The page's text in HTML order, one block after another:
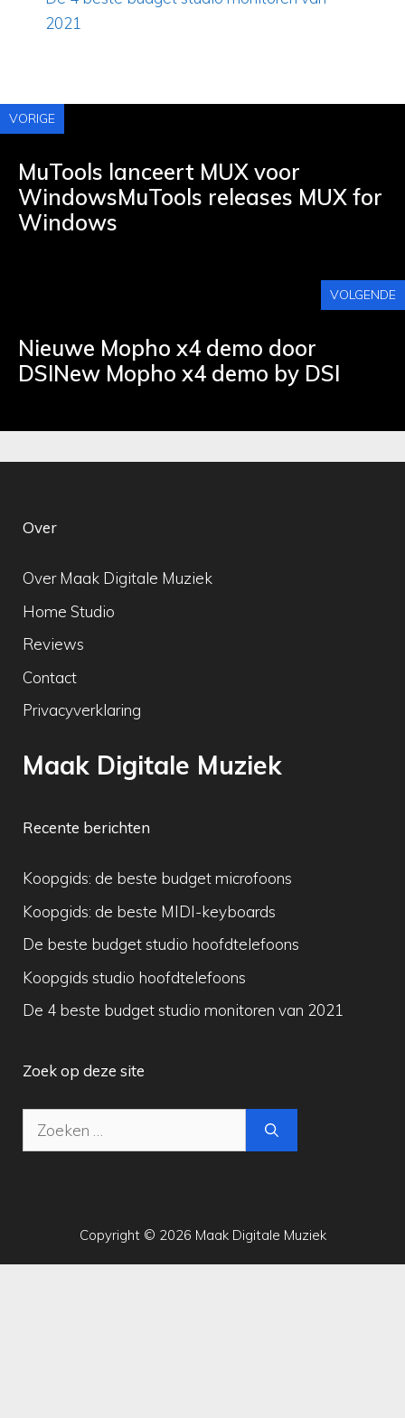
2021
VORIGE
MuTools lanceert MUX voor
WindowsMuTools releases MUX for
Windows
VOLGENDE
Nieuwe Mopho x4 demo door
DSINew Mopho x4 demo by DSI
Over
Over Maak Digitale Muziek
Home Studio
Reviews
Contact
Privacyverklaring
Maak Digitale Muziek
Recente berichten
Koopgids: de beste budget microfoons
Koopgids: de beste MIDI-keyboards
De beste budget studio hoofdtelefoons
Koopgids studio hoofdtelefoons
De 4 beste budget studio monitoren van 2021
Zoek op deze site
Zoek
naar:
Copyright © 2026 Maak Digitale Muziek